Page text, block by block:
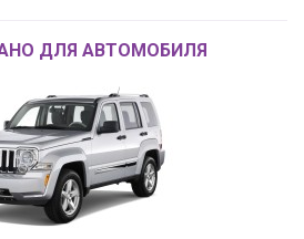
ДЛЯ АВТОМОБИЛЯ